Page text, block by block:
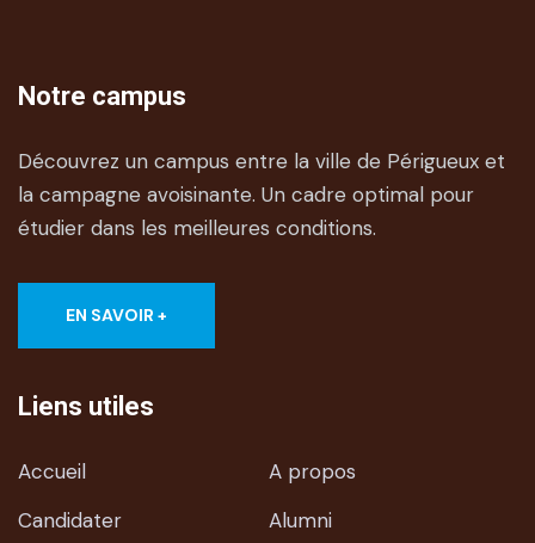
Notre campus
Découvrez un campus entre la ville de Périgueux et
la campagne avoisinante. Un cadre optimal pour
étudier dans les meilleures conditions.
EN SAVOIR +
Liens utiles
Accueil
A propos
Candidater
Alumni